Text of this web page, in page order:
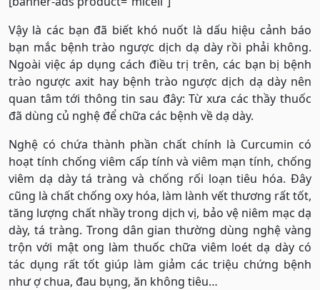
Vậy là các bạn đã biết khó nuốt là dấu hiệu cảnh báo
bạn mắc bệnh trào ngược dịch dạ dày rồi phải không.
Ngoài việc áp dụng cách điều trị trên, các bạn bị bệnh
trào ngược axit hay bệnh trào ngược dịch dạ dày nên
quan tâm tới thông tin sau đây: Từ xưa các thầy thuốc
đã dùng củ nghệ để chữa các bệnh về dạ dày.
Nghệ có chứa thành phần chất chính là Curcumin có
hoạt tính chống viêm cấp tính và viêm mạn tính, chống
viêm dạ dày tá tràng và chống rối loạn tiêu hóa. Đây
cũng là chất chống oxy hóa, làm lành vết thương rất tốt,
tăng lượng chất nhầy trong dịch vị, bảo vệ niêm mạc dạ
dày, tá tràng. Trong dân gian thường dùng nghệ vàng
trộn với mật ong làm thuốc chữa viêm loét dạ dày có
tác dụng rất tốt giúp làm giảm các triệu chứng bệnh
như ợ chua, đau bụng, ăn không tiêu…